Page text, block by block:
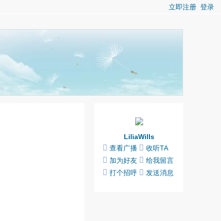
立即注册 登录
LiliaWills
查看广播
收听TA
加为好友
给我留言
打个招呼
发送消息